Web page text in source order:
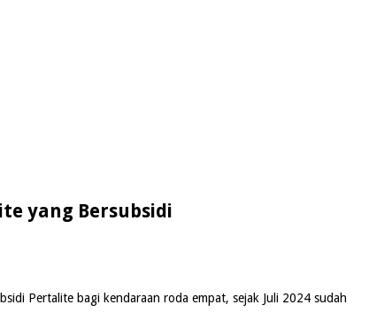
yang Bersubsidi
Pertalite bagi kendaraan roda empat, sejak Juli 2024 sudah